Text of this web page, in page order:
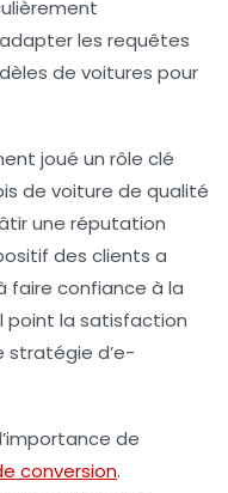
les requêtes
de voitures pour
joué un rôle clé
de voiture de qualité
une réputation
des clients a
faire confiance à la
point la satisfaction
stratégie d’e-
de
conversion.